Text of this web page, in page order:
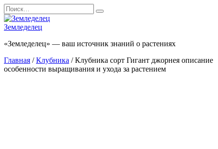
Перейти
к
содержанию
Search
for:
Земледелец
«Земледелец» — ваш источник знаний о растениях
Главная /Клубника / Клубника сорт Гигант джорнея описание
особенности выращивания и ухода за растением